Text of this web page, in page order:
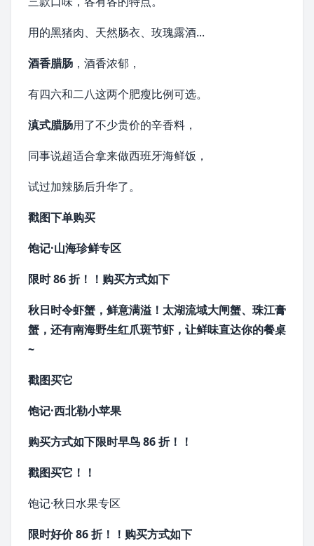
用的黑猪肉、天然肠衣、玫瑰露酒...
酒香腊肠 ，酒香浓郁，
有四六和二八这两个肥瘦比例可选。
滇式腊肠用了不少贵价的辛香料，
同事说超适合拿来做西班牙海鲜饭 ，
试过加辣肠后升华了。
戳图下单购买
饱记·山海珍鲜专区
限时 86 折！！ 购买方式如下
秋日时令虾蟹 ，鲜意满溢！ 太湖流域大闸蟹、 珠江膏
蟹， 还有南海野生红爪斑节虾， 让鲜味直达你的餐桌
~
戳图买它
饱记·西北勒小苹果
购买方式如下限时早鸟 86 折！！
戳图买它！！
饱记·秋日水果专区
限时好价 86 折！！ 购买方式如下